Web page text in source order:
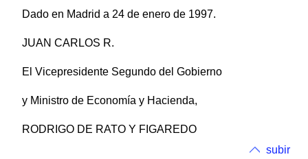
Dado en Madrid a 24 de enero de 1997.
JUAN CARLOS R.
El Vicepresidente Segundo del Gobierno
y Ministro de Economía y Hacienda,
RODRIGO DE RATO Y FIGAREDO
subir